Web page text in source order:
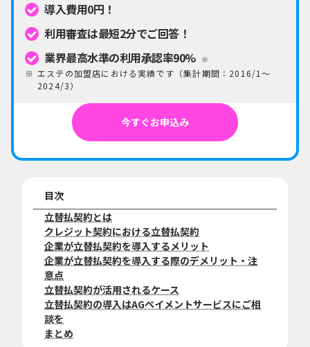
導入費用0円！
利用審査は最短2分でご回答！
業界最高水準の利用承認率90%
※
エステの加盟店における実績です（集計期間：2016/1〜
2024/3）
今すぐお申込み
目次
立替払契約とは
クレジット契約における立替払契約
企業が立替払契約を導入するメリット
企業が立替払契約を導入する際のデメリット・注
意点
立替払契約が活用されるケース
立替払契約の導入はAGペイメントサービスにご相
談を
まとめ